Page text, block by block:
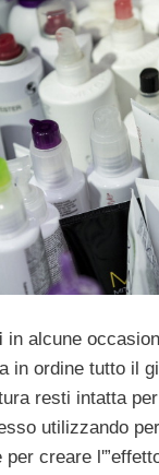
in alcune
in ordine tutto il
resti intatta
utilizzando
per creare